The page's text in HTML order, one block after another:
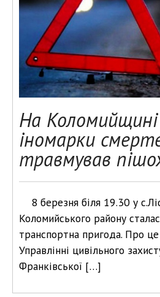
На Коломийщині
іномарки
травмував
8 березня біля 19.30 у
Коломийського району
транспортна пригода. Про
Управлінні цивільного
Франківської […]